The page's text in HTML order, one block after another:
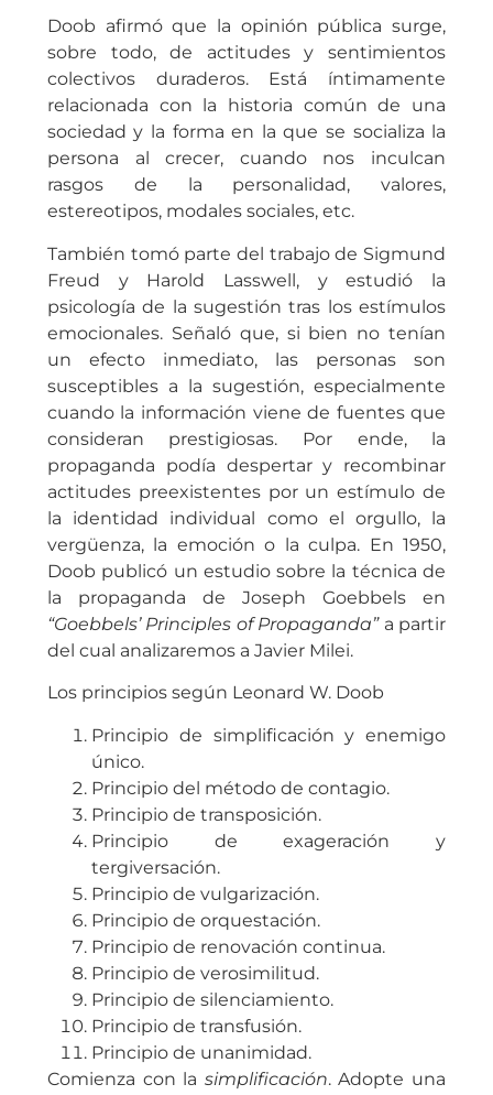
Doob afirmó que la opinión pública surge,
sobre todo, de actitudes y sentimientos
colectivos duraderos. Está íntimamente
relacionada con la historia común de una
sociedad y la forma en la que se socializa la
persona al crecer, cuando nos inculcan
rasgos de la personalidad, valores,
estereotipos, modales sociales, etc.
También tomó parte del trabajo de Sigmund
Freud y Harold Lasswell, y estudió la
psicología de la sugestión tras los estímulos
emocionales. Señaló que, si bien no tenían
un efecto inmediato, las personas son
susceptibles a la sugestión, especialmente
cuando la información viene de fuentes que
consideran prestigiosas. Por ende, la
propaganda podía despertar y recombinar
actitudes preexistentes por un estímulo de
la identidad individual como el orgullo, la
vergüenza, la emoción o la culpa. En 1950,
Doob publicó un estudio sobre la técnica de
la propaganda de Joseph Goebbels en
“Goebbels’ Principles of Propaganda” a partir
del cual analizaremos a Javier Milei.
Los principios según Leonard W. Doob
Principio de simplificación y enemigo
único.
Principio del método de contagio.
Principio de transposición.
Principio de exageración y
tergiversación.
Principio de vulgarización.
Principio de orquestación.
Principio de renovación continua.
Principio de verosimilitud.
Principio de silenciamiento.
Principio de transfusión.
Principio de unanimidad.
Comienza con la simplificación. Adopte una